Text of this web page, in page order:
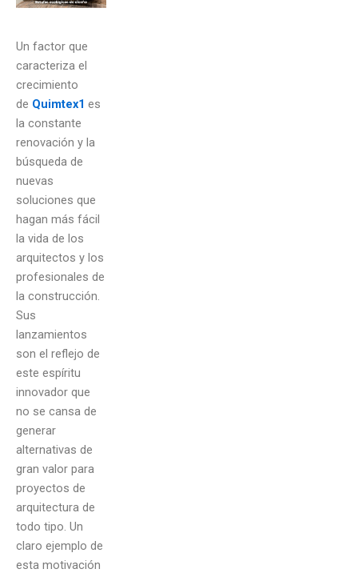
Un factor que
caracteriza el
crecimiento
de Quimtex1 es
la constante
renovación y la
búsqueda de
nuevas
soluciones que
hagan más fácil
la vida de los
arquitectos y los
profesionales de
la construcción.
Sus
lanzamientos
son el reflejo de
este espíritu
innovador que
no se cansa de
generar
alternativas de
gran valor para
proyectos de
arquitectura de
todo tipo. Un
claro ejemplo de
esta motivación